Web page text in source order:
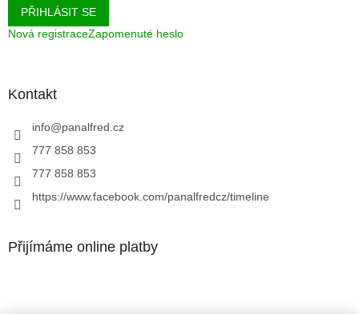
PŘIHLÁSIT SE
Nová registraceZapomenuté heslo
Kontakt
info@panalfred.cz
777 858 853
777 858 853
https://www.facebook.com/panalfredcz/timeline
Přijímáme online platby